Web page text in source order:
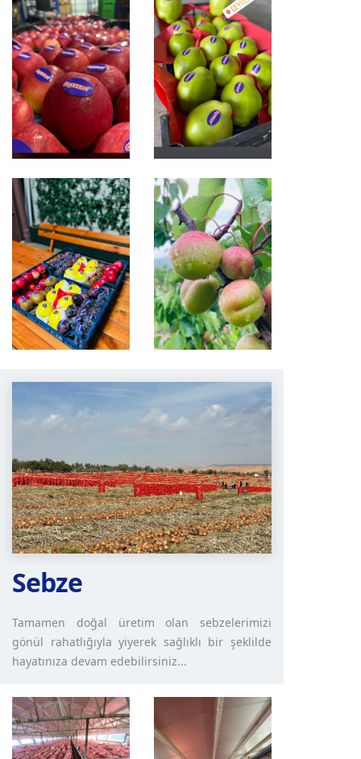
Sebze
Tamamen doğal üretim olan sebzelerimizi
gönül rahatlığıyla yiyerek sağlıklı bir şeklilde
hayatınıza devam edebilirsiniz...